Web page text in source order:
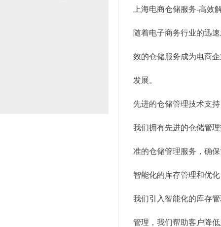
上海电商仓储服务-高效
随着电子商务行业的迅
效的仓储服务成为电商
发展。
先进的仓储管理技术支持
我们拥有先进的仓储管
准的仓储管理服务，确
智能化的库存管理和优化
我们引入智能化的库存
管理，我们帮助客户降